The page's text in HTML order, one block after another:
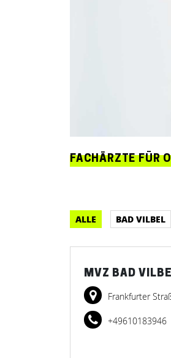
FACHÄRZTE FÜR
ALLE BAD VILBEL
MVZ BAD
Frankfurter
+49610183946